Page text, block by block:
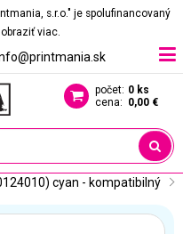
s.r.o." je spolufinancovaný
viac.
počet: 0 ks
cena: 0,00 €
cyan - kompatibilný